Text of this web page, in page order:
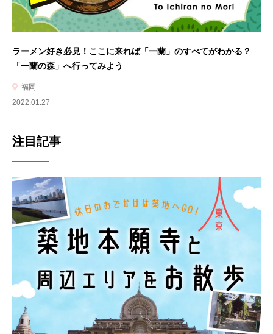
ラーメン好き必見！ここに来れば「一蘭」のすべてがわかる？
「一蘭の森」へ行ってみよう
福岡
2022.01.27
注目記事